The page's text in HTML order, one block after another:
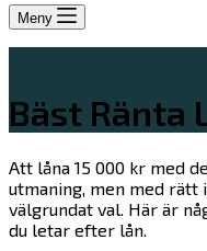
Meny
Bäst Ränta
Att låna 15 000 kr med
utmaning, men med rätt
välgrundat val. Här är
du letar efter lån.